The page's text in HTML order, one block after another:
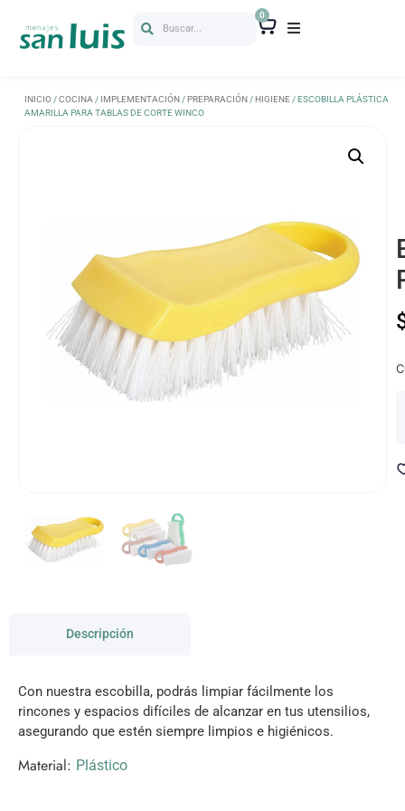
Buscar...
0
INICIO /COCINA / IMPLEMENTACIÓN /PREPARACIÓN /HIGIENE / ESCOBILLA PLÁSTICA
AMARILLA PARA TABLAS DE CORTE WINCO
Descripción
Con nuestra escobilla, podrás limpiar fácilmente los
rincones y espacios difíciles de alcanzar en tus utensilios,
asegurando que estén siempre limpios e higiénicos.
Material: Plástico